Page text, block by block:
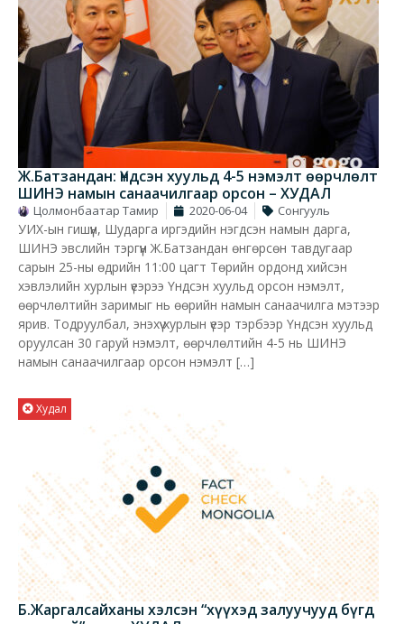
Ж.Батзандан: Үндсэн хуульд 4-5 нэмэлт өөрчлөлт
ШИНЭ намын санаачилгаар орсон – ХУДАЛ
Цолмонбаатар Тамир 2020-06-04 Сонгууль
УИХ-ын гишүүн, Шударга иргэдийн нэгдсэн намын дарга,
ШИНЭ эвслийн тэргүүн Ж.Батзандан өнгөрсөн тавдугаар
сарын 25-ны өдрийн 11:00 цагт Төрийн ордонд хийсэн
хэвлэлийн хурлын үеэрээ Үндсэн хуульд орсон нэмэлт,
өөрчлөлтийн заримыг нь өөрийн намын санаачилга мэтээр
ярив. Тодруулбал, энэхүү хурлын үеэр тэрбээр Үндсэн хуульд
оруулсан 30 гаруй нэмэлт, өөрчлөлтийн 4-5 нь ШИНЭ
намын санаачилгаар орсон нэмэлт […]
Худал
Б.Жаргалсайханы хэлсэн “хүүхэд залуучууд бүгд